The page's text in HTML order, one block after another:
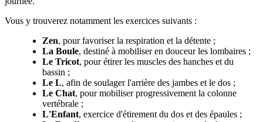
Vous y trouverez notamment les exercices suivants :
Zen, pour favoriser la respiration et la détente ;
La Boule, destiné à mobiliser en douceur les lombaires ;
Le Tricot, pour étirer les muscles des hanches et du
bassin ;
Le L, afin de soulager l'arrière des jambes et le dos ;
Le Chat, pour mobiliser progressivement la colonne
vertébrale ;
L'Enfant, exercice d'étirement du dos et des épaules ;